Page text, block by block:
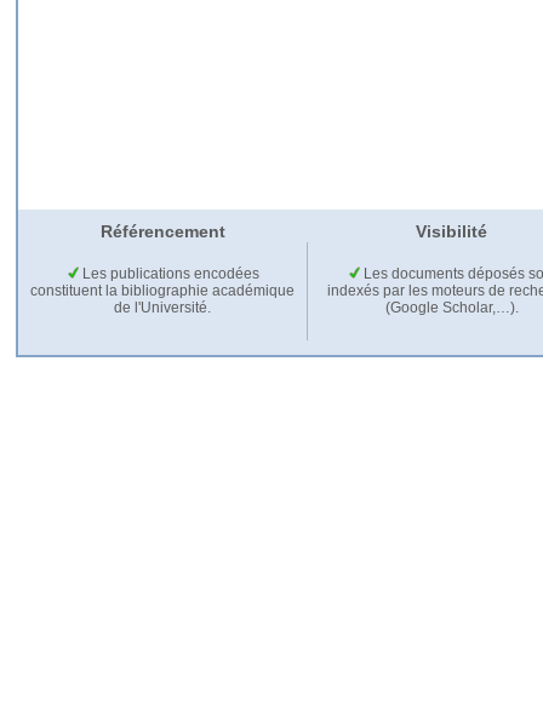
Référencement Visibilité
Les publications encodées
constituent la bibliographie académique
de l'Université.
Les documents déposés
indexés par les moteurs de
(Google Scholar,…).